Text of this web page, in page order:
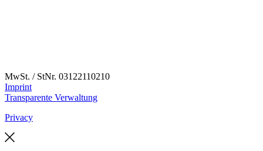
MwSt. / StNr. 03122110210
Imprint
Transparente Verwaltung
Privacy